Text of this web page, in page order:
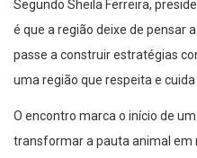
Segundo Sheila Ferreira,
é que a região deixe de pensar
passe a construir estratégias
uma região que respeita e cuida
O encontro marca o início de
transformar a pauta animal